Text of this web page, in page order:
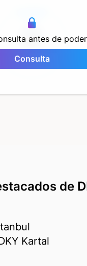
antes de
Consulta
DKY Kartal
de
Kartal